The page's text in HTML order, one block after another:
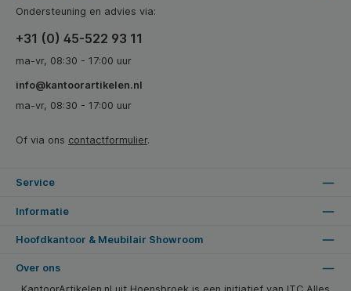
Ondersteuning en advies via:
+31 (0) 45-522 93 11
ma-vr, 08:30 - 17:00 uur
info@kantoorartikelen.nl
ma-vr, 08:30 - 17:00 uur
Of via ons contactformulier.
Service
Informatie
Hoofdkantoor & Meubilair Showroom
Over ons